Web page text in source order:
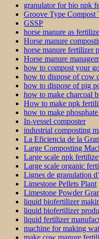
granulator for bio npk
Groove Type Compost
GSSP
horse manure as
Horse manure
horse manure fertilizer
Horse manure
how to compost your
how to dispose of cow
how to dispose of pig
how to make charcoal
How to make npk
how to make
In-vessel composter
industrial composting
La Eficiencia de la
Large Composting
Large scale npk
Large scale organic
Lignes de granulation
Limestone Pellets Plant
Limestone Powder
liquid biofertilizer
liquid biofertilizer
liquid fertilizer
machine for making
make cow manure